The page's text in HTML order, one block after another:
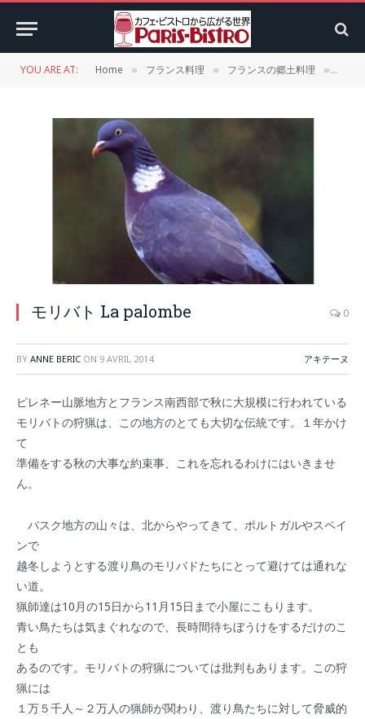
YOU ARE AT: Home » フランス料理 » フランスの郷土料理 »
モリバト La palombe 0
BY ANNE BERIC ON 9 AVRIL 2014 アキテーヌ
ピレネー山脈地方とフランス南西部で秋に大規模に行われている
モリバトの狩猟は、この地方のとても大切な伝統です。１年かけ
て
準備をする秋の大事な約束事、これを忘れるわけにはいきませ
ん。
バスク地方の山々は、北からやってきて、ポルトガルやスペイ
ンで
越冬しようとする渡り鳥のモリバドたちにとって避けては通れな
い道。
猟師達は10月の15日から11月15日まで小屋にこもります。
青い鳥たちは気まぐれなので、長時間待ちぼうけをするだけのこ
とも
あるのです。モリバトの狩猟については批判もあります。この狩
猟には
１万５千人～２万人の猟師が関わり、渡り鳥たちに対して脅威的